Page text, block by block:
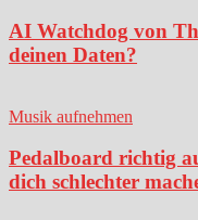
AI Watchdog von
deinen Daten?
Musik aufnehmen
Pedalboard richtig
dich schlechter